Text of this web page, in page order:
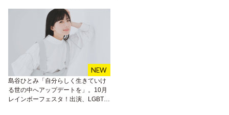
島谷ひとみ「自分らしく生きていけ
る世の中へアップデートを」。10月
レインボーフェスタ！出演、LGBTコ